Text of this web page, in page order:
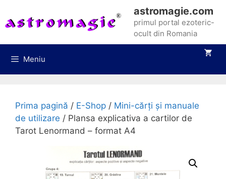
conținut
astromagie.com
primul portal ezoteric-
ocult din Romania
Meniu
Prima pagină / E-Shop / Mini-cărți și manuale
de utilizare / Plansa explicativa a cartilor de
Tarot Lenormand – format A4